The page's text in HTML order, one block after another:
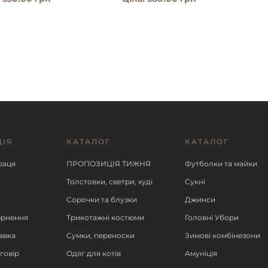
КАТАЛОГ
ПРОПОЗИЦІЯ ТИЖНЯ
Толстовки, светри, худі
Сорочки та блузки
Трикотажні костюми
Сумки, переноски
Одяг для котів
КАТАЛОГ
Футболки та майки
Сукні
Джинси
Головні Убори
Зимові комбінезони
Амуніція